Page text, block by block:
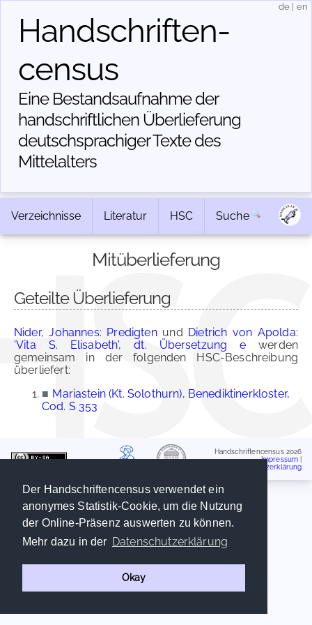
Der Handschriftencensus verwendet ein
anonymes Statistik-Cookie, um die Nutzung
der Online-Präsenz auswerten zu können.
Mehr dazu in der Datenschutzerklärung
Okay
Handschriften­
census
Eine Bestandsaufnahme der
handschriftlichen Über­lieferung
deutschsprachiger Texte des
Mittelalters
de en
Verzeichnisse Literatur HSC Suche
Mitüberlieferung
Geteilte Überlieferung
Nider, Johannes: Predigtenund Dietrich von Apolda:
'Vita S. Elisabeth', dt. Übersetzung e werden
gemeinsam in der folgenden HSC-Beschreibung
überliefert:
■ Mariastein (Kt. Solothurn), Benediktinerkloster,
Cod. S 353
Handschriftencensus 2026
Impressum
Datenschutzerklärung